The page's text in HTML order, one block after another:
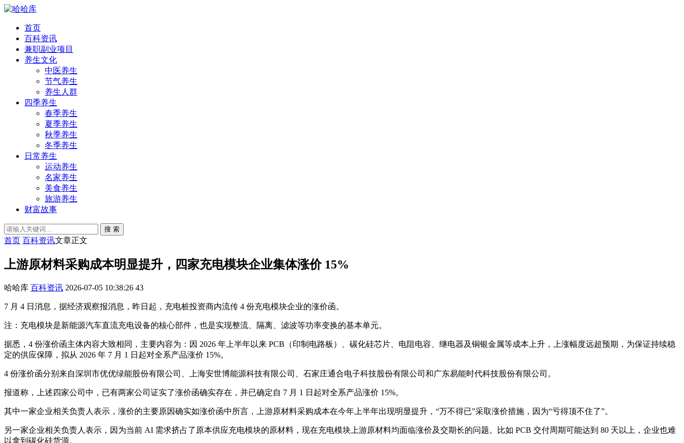
首页
百科资讯
兼职副业项目
养生文化
中医养生
节气养生
养生人群
四季养生
春季养生
夏季养生
秋季养生
冬季养生
日常养生
运动养生
名家养生
美食养生
旅游养生
财富故事
搜 索
首页 百科资讯文章正文
上游原材料采购成本明显提升，四家充电模块企业集体涨价 15%
哈哈库 百科资讯 2026-07-05 10:38:26 43
7 月 4 日消息，据经济观察报消息，昨日起，充电桩投资商内流传 4 份充电模块企业的涨价函。
注：充电模块是新能源汽车直流充电设备的核心部件，也是实现整流、隔离、滤波等功率变换的基本单元。
据悉，4 份涨价函主体内容大致相同，主要内容为：因 2026 年上半年以来 PCB（印制电路板）、碳化硅芯片、电阻电容、继电器及铜银金属等成本上升，上涨幅度远超预期，为保证持续稳
定的供应保障，拟从 2026 年 7 月 1 日起对全系产品涨价 15%。
4 份涨价函分别来自深圳市优优绿能股份有限公司、上海安世博能源科技有限公司、石家庄通合电子科技股份有限公司和广东易能时代科技股份有限公司。
报道称，上述四家公司中，已有两家公司证实了涨价函确实存在，并已确定自 7 月 1 日起对全系产品涨价 15%。
其中一家企业相关负责人表示，涨价的主要原因确实如涨价函中所言，上游原材料采购成本在今年上半年出现明显提升，“万不得已”采取涨价措施，因为“亏得顶不住了”。
另一家企业相关负责人表示，因为当前 AI 需求挤占了原本供应充电模块的原材料，现在充电模块上游原材料均面临涨价及交期长的问题。比如 PCB 交付周期可能达到 80 天以上，企业也难
以拿到碳化硅货源。